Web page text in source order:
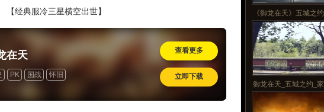
【经典服冷三星横空出世】
在天
PK 国战 怀旧
查看更多
立即下载
《御龙在天》五城之约
御龙在天_五城之约_家